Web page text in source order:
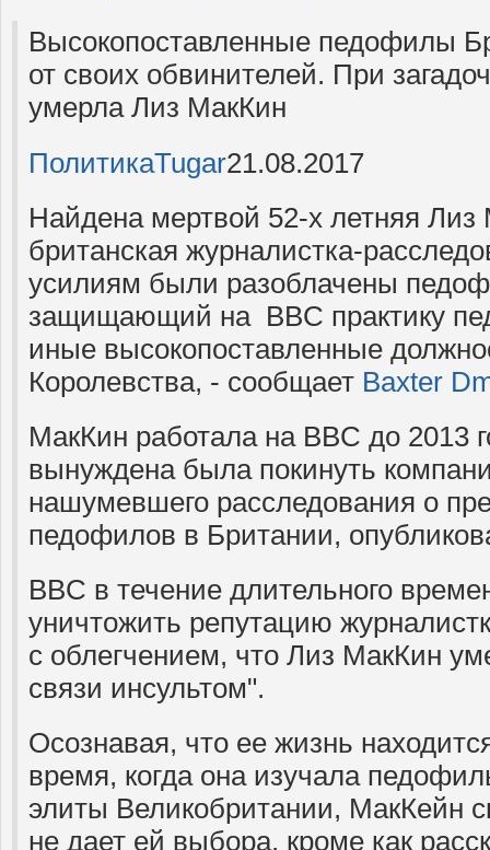
Высокопоставленные педофилы
от своих обвинителей. При
умерла Лиз МакКин
ПолитикаTugar21.08.2017
Найдена мертвой 52-х летняя
британская журналистка-
усилиям были разоблачены
защищающий на BBC практику
иные высокопоставленные
Королевства, - сообщает Baxter
МакКин работала на BBC до 2013
вынуждена была покинуть
нашумевшего расследования о
педофилов в Британии,
BBC в течение длительного
уничтожить репутацию
с облегчением, что Лиз МакКин
связи инсультом".
Осознавая, что ее жизнь
время, когда она изучала
элиты Великобритании, МакКейн
не дает ей выбора, кроме как